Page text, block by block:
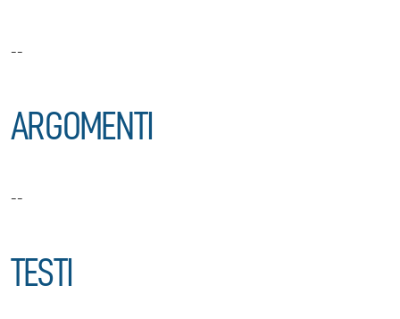
--
ARGOMENTI
--
TESTI